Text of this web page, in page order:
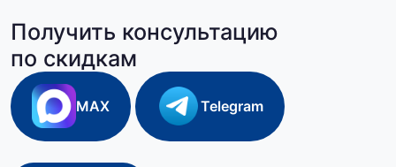
Получить консультацию
по скидкам
MAX Telegram